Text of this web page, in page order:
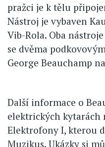
pražci je k tělu
Nástroj je vybaven
Vib-Rola. Oba
se dvěma
George Beauchamp
Další informace o
elektrických kytarách
Elektrofony I, kterou
Muzikus. Ukázky si